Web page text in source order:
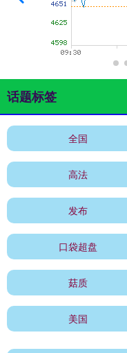
话题标签
全国
高法
发布
口袋超盘
菇质
美国